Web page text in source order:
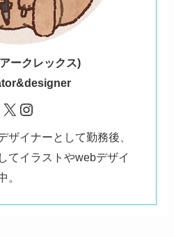
ークレックス)
X Instagram
ザイナーとして勤務後、
てイラストやwebデザイ
。